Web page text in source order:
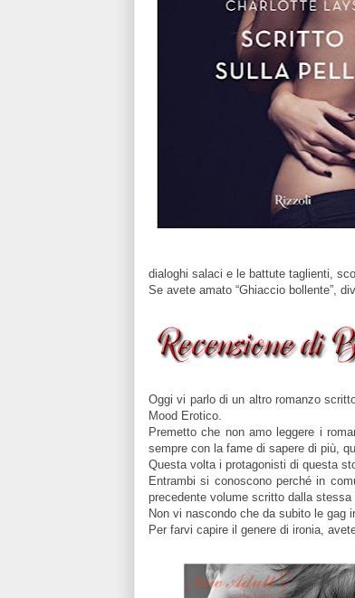
dialoghi salaci e le battute taglienti,
Se avete amato “Ghiaccio bollente”,
Oggi vi parlo di un altro romanzo
Mood Erotico.
Premetto che non amo leggere i
sempre con la fame di sapere di più,
Questa volta i protagonisti di questa
Entrambi si conoscono perché in
precedente volume scritto dalla
Non vi nascondo che da subito le gag
Per farvi capire il genere di ironia,